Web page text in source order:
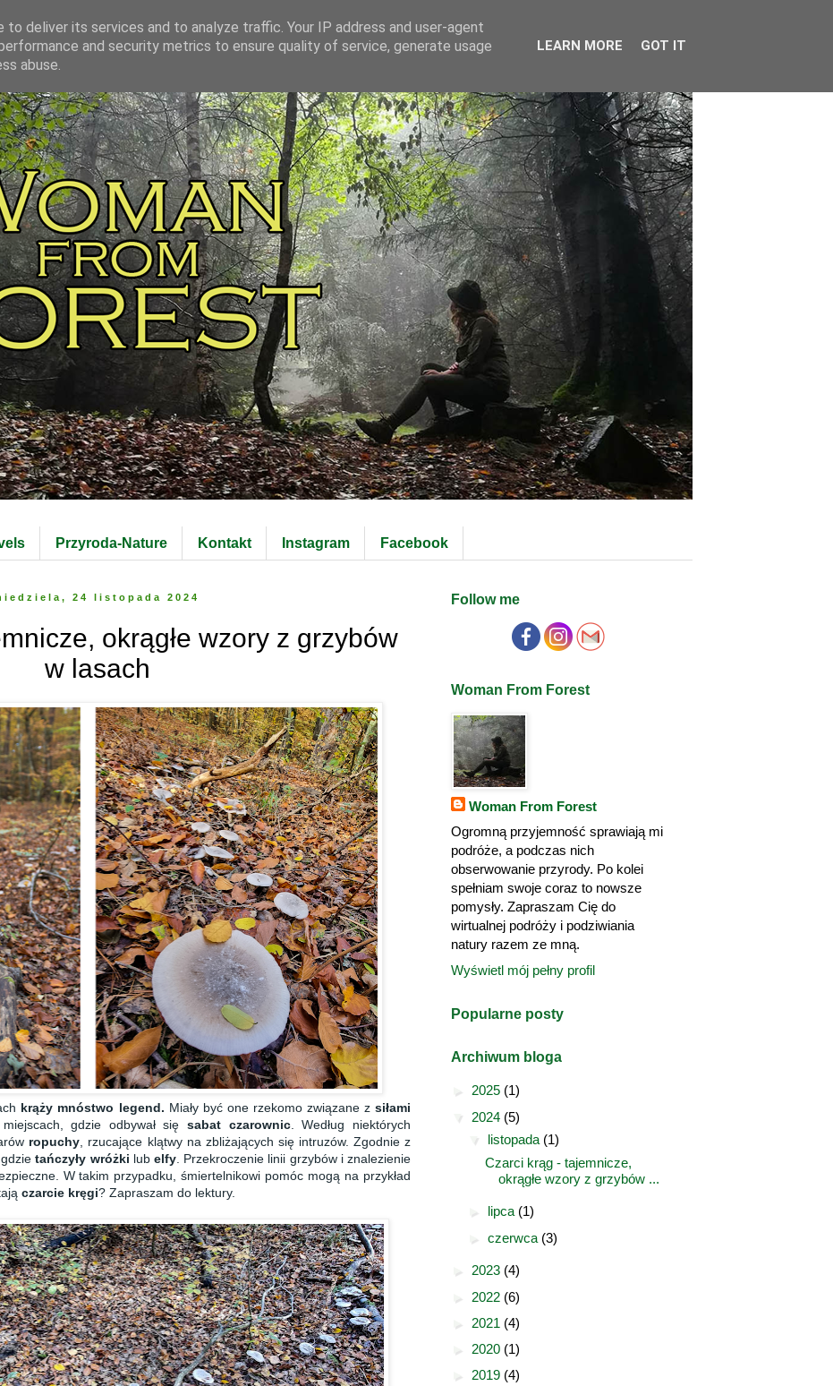
Przyroda-Nature Kontakt Instagram Facebook
24 listopada 2024
okrągłe wzory z grzybów
w lasach
krąży mnóstwo legend. Miały być one rzekomo związane zsiłami
gdzie odbywał sięsabat czarownic. Według niektórych
ropuchy , rzucające klątwy na zbliżających się intruzów. Zgodnie z
gdzietańczyły wróżki lub elfy. Przekroczenie linii grzybów i znalezienie
W takim przypadku, śmiertelnikowi pomóc mogą na przykład
czarcie kręgi? Zapraszam do lektury.
Follow me
Woman From Forest
Woman From Forest
Ogromną przyjemność sprawiają mi
podróże, a podczas nich
obserwowanie przyrody. Po kolei
spełniam swoje coraz to nowsze
pomysły. Zapraszam Cię do
wirtualnej podróży i podziwiania
natury razem ze mną.
Wyświetl mój pełny profil
Popularne posty
Archiwum bloga
► 2025 (1)
▼ 2024 (5)
▼ listopada (1)
Czarci krąg - tajemnicze,
okrągłe wzory z grzybów ...
► lipca (1)
► czerwca (3)
► 2023 (4)
► 2022 (6)
► 2021 (4)
► 2020 (1)
► 2019 (4)
deliver its services and to analyze traffic. Your IP address and user-agent
and security metrics to ensure quality of service, generate usage
abuse.
LEARN MORE GOT IT